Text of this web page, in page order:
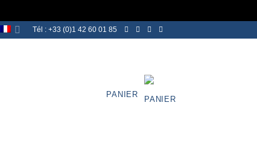
Tél : +33 (0)1 42 60 01 85
PANIER